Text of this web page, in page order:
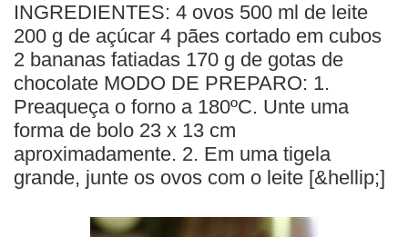
QUEM SOMOS
CONTATO
ANUNCIE
INGREDIENTES: 4 ovos 500 ml de leite
200 g de açúcar 4 pães cortado em cubos
2 bananas fatiadas 170 g de gotas de
chocolate MODO DE PREPARO: 1.
Preaqueça o forno a 180ºC. Unte uma
forma de bolo 23 x 13 cm
aproximadamente. 2. Em uma tigela
grande, junte os ovos com o leite [&hellip;]